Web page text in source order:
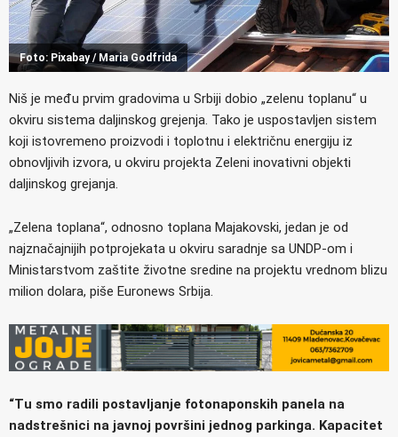
Foto: Pixabay / Maria Godfrida
Niš je među prvim gradovima u Srbiji dobio „zelenu toplanu“ u
okviru sistema daljinskog grejenja. Tako je uspostavljen sistem
koji istovremeno proizvodi i toplotnu i električnu energiju iz
obnovljivih izvora, u okviru projekta Zeleni inovativni objekti
daljinskog grejanja.
„Zelena toplana“, odnosno toplana Majakovski, jedan je od
najznačajnijih potprojekata u okviru saradnje sa UNDP-om i
Ministarstvom zaštite životne sredine na projektu vrednom blizu
milion dolara, piše Euronews Srbija.
“Tu smo radili postavljanje fotonaponskih panela na
nadstrešnici na javnoj površini jednog parkinga. Kapacitet